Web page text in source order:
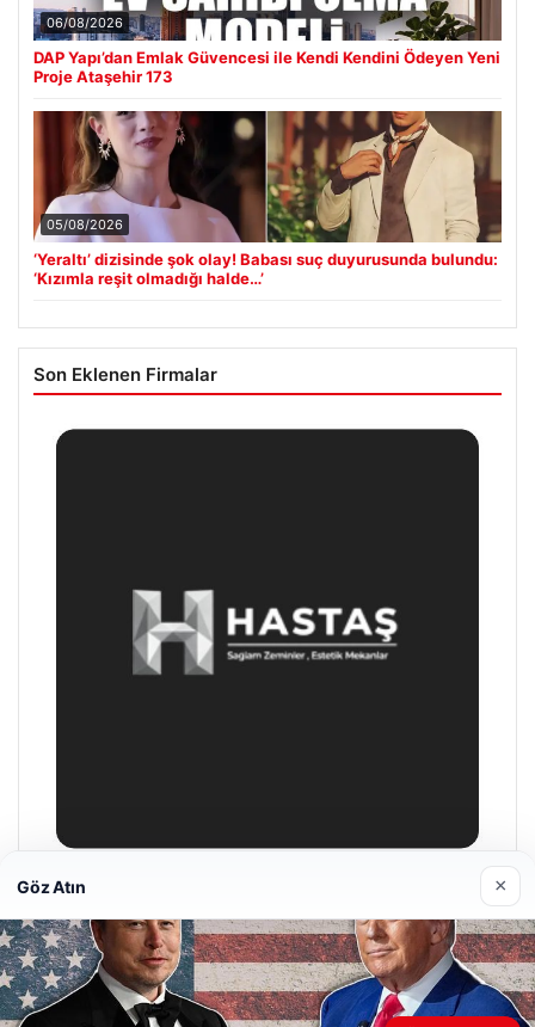
06/08/2026
DAP Yapı’dan Emlak Güvencesi ile Kendi Kendini Ödeyen Yeni
Proje Ataşehir 173
05/08/2026
‘Yeraltı’ dizisinde şok olay! Babası suç duyurusunda bulundu:
‘Kızımla reşit olmadığı halde…’
Son Eklenen Firmalar
Hastaş Beton
26/05/2026
Göz Atın ×